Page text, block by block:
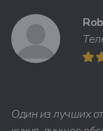
Один из лучших